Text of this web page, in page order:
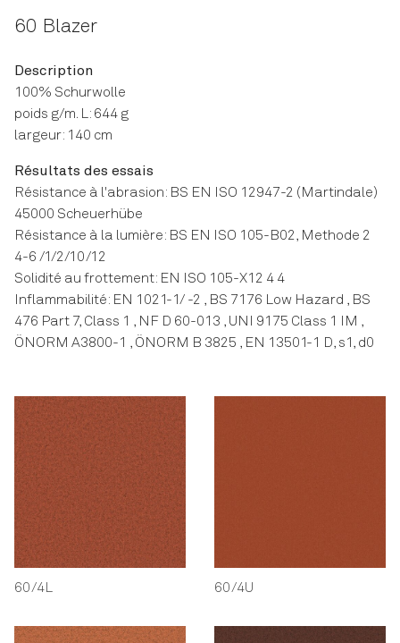
60 Blazer
Description
100% Schurwolle
poids g/m. L: 644 g
largeur: 140 cm
Résultats des essais
Résistance à l'abrasion: BS EN ISO 12947-2 (Martindale)
45000 Scheuerhübe
Résistance à la lumière: BS EN ISO 105-B02, Methode 2
4-6 /1/2/10/12
Solidité au frottement: EN ISO 105-X12 4 4
Inflammabilité: EN 1021-1/ -2 , BS 7176 Low Hazard , BS
476 Part 7, Class 1 , NF D 60-013 , UNI 9175 Class 1 IM ,
ÖNORM A3800-1 , ÖNORM B 3825 , EN 13501-1 D, s1, d0
60/4L 60/4U